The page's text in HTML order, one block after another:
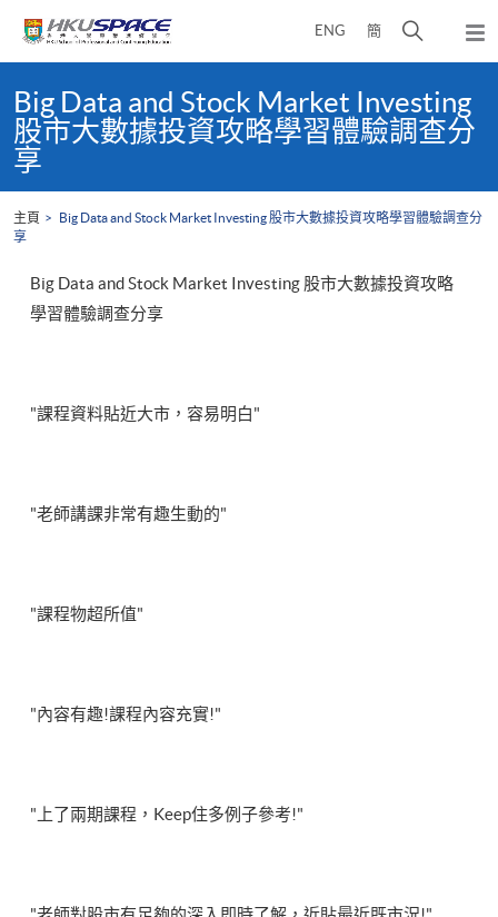
ENG 簡
開
尋
介
彈
出
選
單
content
startBig Data and Stock Market Investing
股市大數據投資攻略學習體驗調查分
享
主頁
Big Data and Stock Market Investing 股市大數據投資攻略學習體驗調查分
享
Big Data and Stock Market Investing 股市大數據投資攻略
學習體驗調查分享
"課程資料貼近大市，容易明白"
"老師講課非常有趣生動的"
"課程物超所值"
"內容有趣!課程內容充實!"
"上了兩期課程，Keep住多例子參考!"